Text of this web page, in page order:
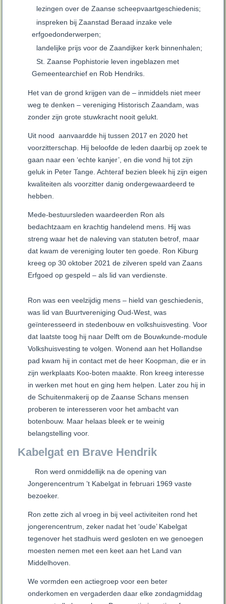
lezingen over de Zaanse scheepvaartgeschiedenis;
inspreken bij Zaanstad Beraad inzake vele
erfgoedonderwerpen;
landelijke prijs voor de Zaandijker kerk binnenhalen;
St. Zaanse Pophistorie leven ingeblazen met
Gemeentearchief en Rob Hendriks.
Het van de grond krijgen van de – inmiddels niet meer
weg te denken – vereniging Historisch Zaandam, was
zonder zijn grote stuwkracht nooit gelukt.
Uit nood aanvaardde hij tussen 2017 en 2020 het
voorzitterschap. Hij beloofde de leden daarbij op zoek te
gaan naar een ‘echte kanjer’, en die vond hij tot zijn
geluk in Peter Tange. Achteraf bezien bleek hij zijn eigen
kwaliteiten als voorzitter danig ondergewaardeerd te
hebben.
Mede-bestuursleden waardeerden Ron als
bedachtzaam en krachtig handelend mens. Hij was
streng waar het de naleving van statuten betrof, maar
dat kwam de vereniging louter ten goede. Ron Kiburg
kreeg op 30 oktober 2021 de zilveren speld van Zaans
Erfgoed op gespeld – als lid van verdienste.
Ron was een veelzijdig mens – hield van geschiedenis,
was lid van Buurtvereniging Oud-West, was
geïnteresseerd in stedenbouw en volkshuisvesting. Voor
dat laatste toog hij naar Delft om de Bouwkunde-module
Volkshuisvesting te volgen. Wonend aan het Hollandse
pad kwam hij in contact met de heer Koopman, die er in
zijn werkplaats Koo-boten maakte. Ron kreeg interesse
in werken met hout en ging hem helpen. Later zou hij in
de Schuitenmakerij op de Zaanse Schans mensen
proberen te interesseren voor het ambacht van
botenbouw. Maar helaas bleek er te weinig
belangstelling voor.
Kabelgat en Brave Hendrik
Ron werd onmiddellijk na de opening van
Jongerencentrum ’t Kabelgat in februari 1969 vaste
bezoeker.
Ron zette zich al vroeg in bij veel activiteiten rond het
jongerencentrum, zeker nadat het ‘oude’ Kabelgat
tegenover het stadhuis werd gesloten en we genoegen
moesten nemen met een keet aan het Land van
Middelhoven.
We vormden een actiegroep voor een beter
onderkomen en vergaderden daar elke zondagmiddag